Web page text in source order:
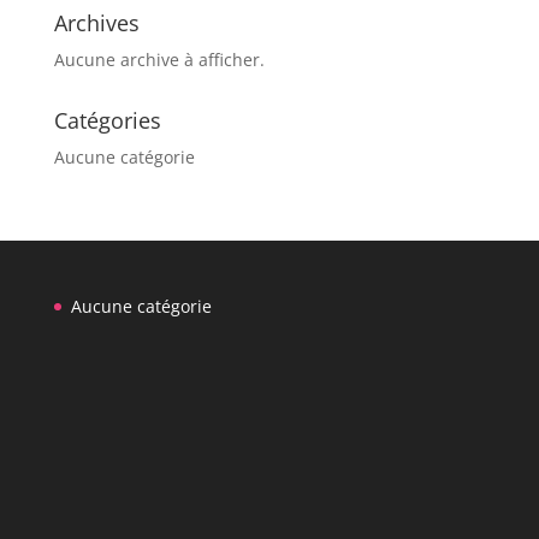
Archives
Aucune archive à afficher.
Catégories
Aucune catégorie
Aucune catégorie